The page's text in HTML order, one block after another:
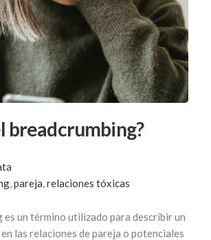
breadcrumbing?
,pareja,relaciones tóxicas
es un término utilizado para describir un
las relaciones de pareja o potenciales